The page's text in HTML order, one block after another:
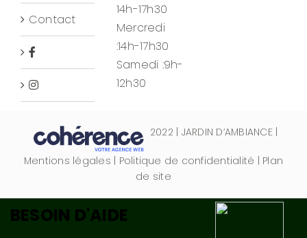
Contact
14h-17h30
Mercredi
:14h-17h30
Samedi :9h-
12h30
2022 JARDIN D’AMBIANCE
Mentions légales Politique de confidentialité
Plan
de site
BESOIN D'AIDE